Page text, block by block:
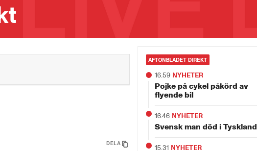
DELA
AFTONBLADET DIREKT
16.59 NYHETER
Pojke på cykel påkörd av
flyende bil
16.46 NYHETER
Svensk man död i Tyskland
15.31 NYHETER